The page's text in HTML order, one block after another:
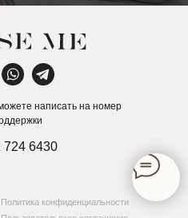
написать на номер
724 6430
Политика конфиденциальности